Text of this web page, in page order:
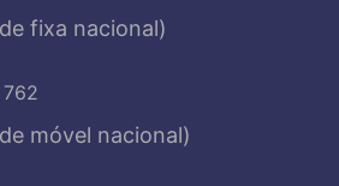
fixa nacional)
móvel nacional)